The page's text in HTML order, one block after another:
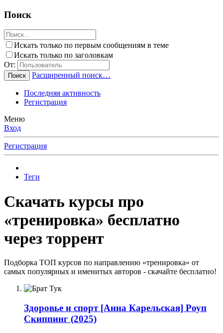
Поиск
Искать только по первым сообщениям в теме
Искать только по заголовкам
От:
Поиск Расширенный поиск…
Последняя активность
Регистрация
Меню
Вход
Регистрация
Теги
Скачать курсы про
«тренировка» бесплатно
через торрент
Подборка ТОП курсов по направлению «тренировка» от
самых популярных и именитых авторов - скачайте бесплатно!
Здоровье и спорт [Анна Карельская] Роуп
Скиппинг (2025)